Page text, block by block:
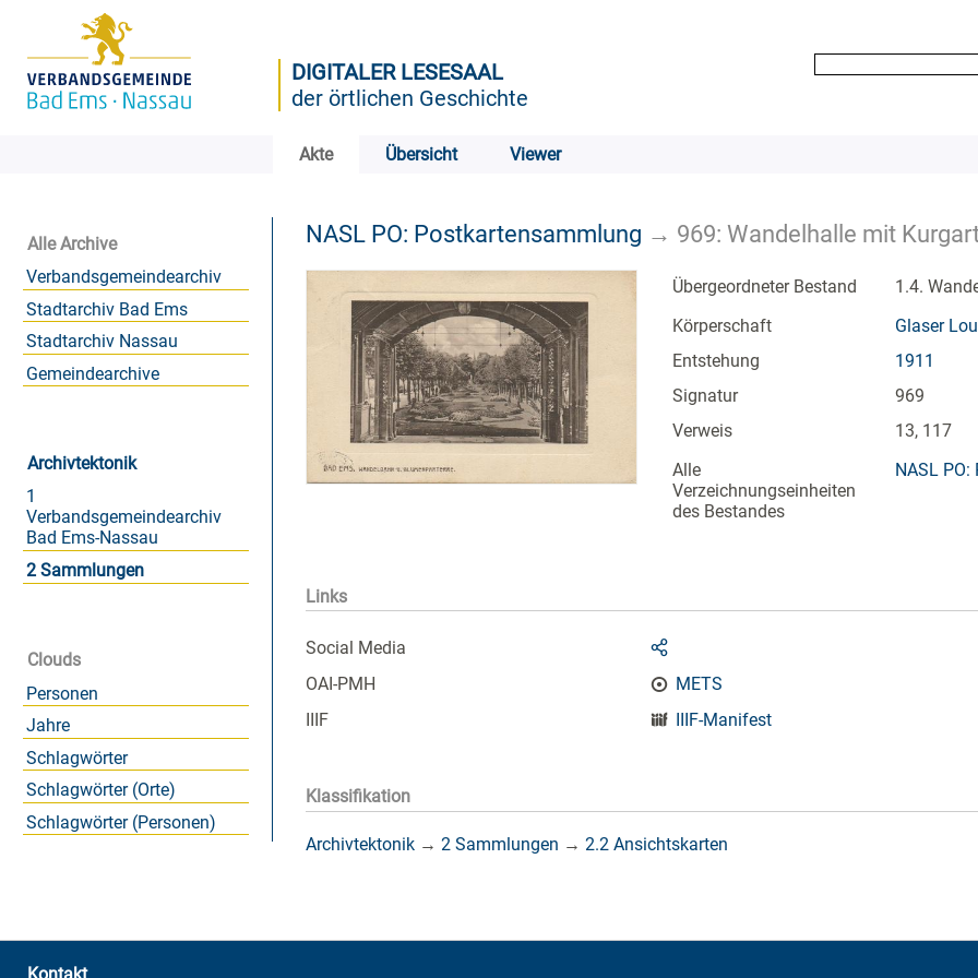
DIGITALER LESESAAL
der örtlichen Geschichte
Akte Übersicht Viewer
Alle Archive
Verbandsgemeindearchiv
Stadtarchiv Bad Ems
Stadtarchiv Nassau
Gemeindearchive
Archivtektonik
1
Verbandsgemeindearchiv
Bad Ems-Nassau
2 Sammlungen
Clouds
Personen
Jahre
Schlagwörter
Schlagwörter (Orte)
Schlagwörter (Personen)
NASL PO: Postkartensammlung → 969: Wandelhalle mit
Übergeordneter Bestand
1.4.
Körperschaft
Glaser
Entstehung
1911
Signatur
969
Verweis
13, 117
Alle
Verzeichnungseinheiten
des Bestandes
NASL
Links
Social Media
OAI-PMH
METS
IIIF
IIIF-Manifest
Klassifikation
Archivtektonik → 2 Sammlungen → 2.2 Ansichtskarten